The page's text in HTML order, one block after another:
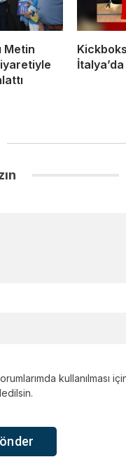
Metin
Kickboks
kullanılması